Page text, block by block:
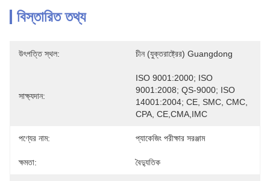
বিস্তারিত তথ্য
উৎপত্তি স্থল: চীন (যুক্তরাষ্ট্রের) Guangdong
সাক্ষ্যদান:
ISO 9001:2000; ISO
9001:2008; QS-9000; ISO
14001:2004; CE, SMC, CMC,
CPA, CE,CMA,IMC
পণ্যের নাম: প্যাকেজিং পরীক্ষার সরঞ্জাম
ক্ষমতা: বৈদ্যুতিক